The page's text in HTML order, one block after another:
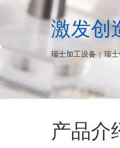
激发创
瑞士加工设备 | 瑞
产品介